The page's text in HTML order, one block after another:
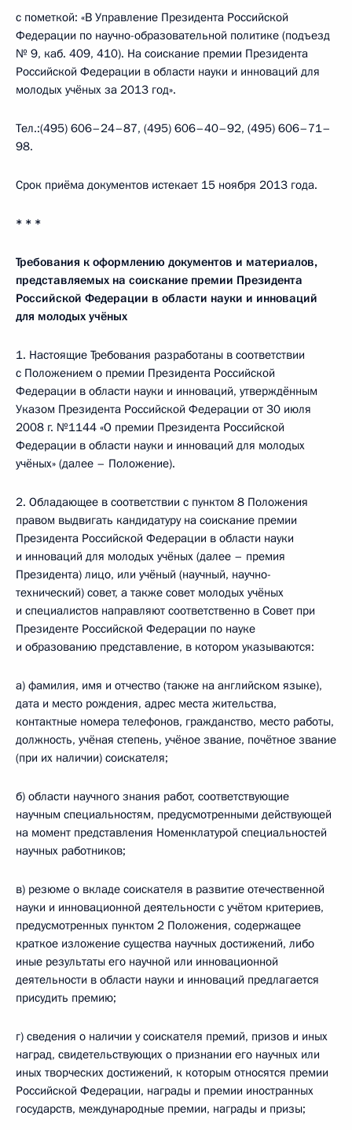
с пометкой: «В Управление Президента Российской
Федерации по научно-образовательной политике (подъезд
№ 9, каб. 409, 410). На соискание премии Президента
Российской Федерации в области науки и инноваций для
молодых учёных за 2013 год».
Тел.:(495) 606–24–87, (495) 606–40–92, (495) 606–71–
98.
Срок приёма документов истекает 15 ноября 2013 года.
* * *
Требования к оформлению документов и материалов,
представляемых на соискание премии Президента
Российской Федерации в области науки и инноваций
для молодых учёных
1. Настоящие Требования разработаны в соответствии
с Положением о премии Президента Российской
Федерации в области науки и инноваций, утверждённым
Указом Президента Российской Федерации от 30 июля
2008 г. №1144 «О премии Президента Российской
Федерации в области науки и инноваций для молодых
учёных» (далее – Положение).
2. Обладающее в соответствии с пунктом 8 Положения
правом выдвигать кандидатуру на соискание премии
Президента Российской Федерации в области науки
и инноваций для молодых учёных (далее – премия
Президента) лицо, или учёный (научный, научно-
технический) совет, а также совет молодых учёных
и специалистов направляют соответственно в Совет при
Президенте Российской Федерации по науке
и образованию представление, в котором указываются:
а) фамилия, имя и отчество (также на английском языке),
дата и место рождения, адрес места жительства,
контактные номера телефонов, гражданство, место работы,
должность, учёная степень, учёное звание, почётное звание
(при их наличии) соискателя;
б) области научного знания работ, соответствующие
научным специальностям, предусмотренными действующей
на момент представления Номенклатурой специальностей
научных работников;
в) резюме о вкладе соискателя в развитие отечественной
науки и инновационной деятельности с учётом критериев,
предусмотренных пунктом 2 Положения, содержащее
краткое изложение существа научных достижений, либо
иные результаты его научной или инновационной
деятельности в области науки и инноваций предлагается
присудить премию;
г) сведения о наличии у соискателя премий, призов и иных
наград, свидетельствующих о признании его научных или
иных творческих достижений, к которым относятся премии
Российской Федерации, награды и премии иностранных
государств, международные премии, награды и призы;